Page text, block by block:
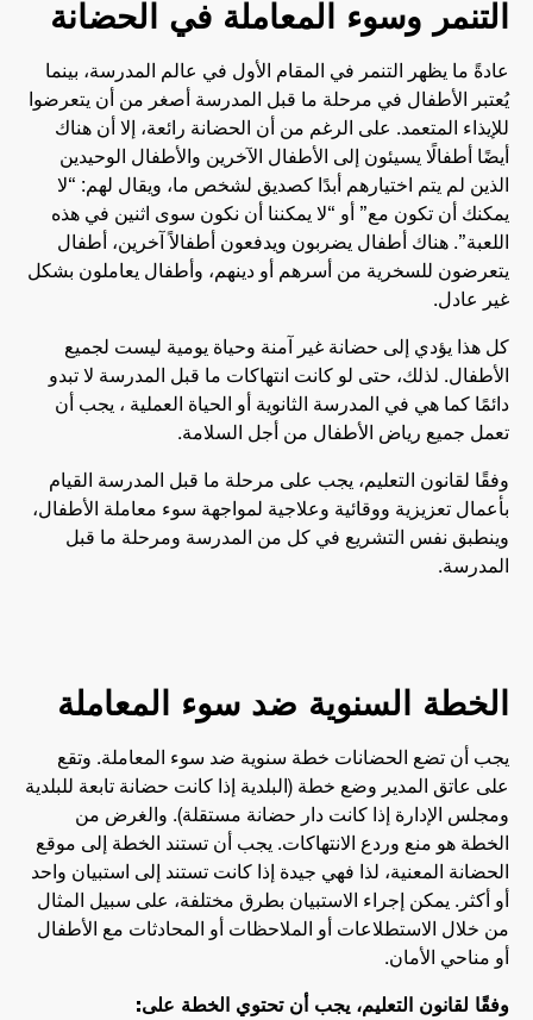
التنمر وسوء المعاملة في الحضانة
عادةً ما يظهر التنمر في المقام الأول في عالم المدرسة، بينما
يُعتبر الأطفال في مرحلة ما قبل المدرسة أصغر من أن يتعرضوا
للإيذاء المتعمد. على الرغم من أن الحضانة رائعة، إلا أن هناك
أيضًا أطفالًا يسيئون إلى الأطفال الآخرين والأطفال الوحيدين
الذين لم يتم اختيارهم أبدًا كصديق لشخص ما، ويقال لهم: “لا
يمكنك أن تكون مع” أو “لا يمكننا أن نكون سوى اثنين في هذه
اللعبة”. هناك أطفال يضربون ويدفعون أطفالاً آخرين، أطفال
يتعرضون للسخرية من أسرهم أو دينهم، وأطفال يعاملون بشكل
غير عادل.
كل هذا يؤدي إلى حضانة غير آمنة وحياة يومية ليست لجميع
الأطفال. لذلك، حتى لو كانت انتهاكات ما قبل المدرسة لا تبدو
دائمًا كما هي في المدرسة الثانوية أو الحياة العملية ، يجب أن
تعمل جميع رياض الأطفال من أجل السلامة.
وفقًا لقانون التعليم، يجب على مرحلة ما قبل المدرسة القيام
بأعمال تعزيزية ووقائية وعلاجية لمواجهة سوء معاملة الأطفال،
وينطبق نفس التشريع في كل من المدرسة ومرحلة ما قبل
المدرسة.
الخطة السنوية ضد سوء المعاملة
يجب أن تضع الحضانات خطة سنوية ضد سوء المعاملة. وتقع
على عاتق المدير وضع خطة (البلدية إذا كانت حضانة تابعة للبلدية
ومجلس الإدارة إذا كانت دار حضانة مستقلة). والغرض من
الخطة هو منع وردع الانتهاكات. يجب أن تستند الخطة إلى موقع
الحضانة المعنية، لذا فهي جيدة إذا كانت تستند إلى استبيان واحد
أو أكثر. يمكن إجراء الاستبيان بطرق مختلفة، على سبيل المثال
من خلال الاستطلاعات أو الملاحظات أو المحادثات مع الأطفال
أو مناحي الأمان.
وفقًا لقانون التعليم، يجب أن تحتوي الخطة على: